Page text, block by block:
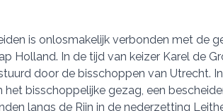
is onlosmakelijk verbonden met de
Holland. In de tijd van keizer Karel de
door de bisschoppen van Utrecht.
het bisschoppelijke gezag, een
langs de Rijn in de nederzetting